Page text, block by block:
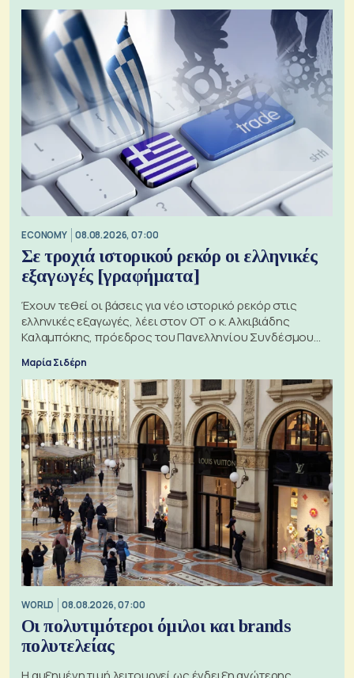
ECONOMY 08.08.2026, 07:00
Σε τροχιά ιστορικού ρεκόρ οι ελληνικές
εξαγωγές [γραφήματα]
Έχουν τεθεί οι βάσεις για νέο ιστορικό ρεκόρ στις
ελληνικές εξαγωγές, λέει στον ΟΤ ο κ. Αλκιβιάδης
Καλαμπόκης, πρόεδρος του Πανελληνίου Συνδέσμου
Μαρία Σιδέρη
WORLD 08.08.2026, 07:00
Οι πολυτιμότεροι όμιλοι και brands
πολυτελείας